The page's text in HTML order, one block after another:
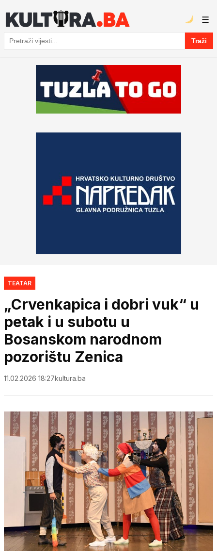
Pretraga
Traži
☰
TEATAR
„Crvenkapica i dobri vuk“ u
petak i u subotu u
Bosanskom narodnom
pozorištu Zenica
11.02.2026 18:27kultura.ba